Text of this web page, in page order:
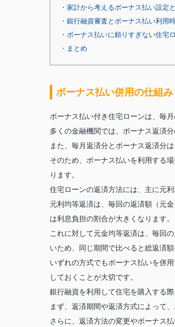
・家計から考えるボーナス払い設定
・銀行融資審査とボーナス払い利用
・ボーナス払いに頼りすぎない住宅
・まとめ
ボーナス払い併用の仕組
ボーナス払い付き住宅ローンは、毎
多くの金融機関では、ボーナス返済
また、毎月返済分とボーナス返済分
そのため、ボーナス払いを利用する
ります。
住宅ローンの返済方法には、主に元
元利均等返済は、毎回の返済額（元
は利息負担の割合が大きくなります。
これに対して元金均等返済は、毎回
いため、同じ期間で比べると総返済
いずれの方式でもボーナス払いを併
しておくことが大切です。
銀行融資を利用して住宅を購入する
まず、返済期間や返済方式によって
さらに、返済方法の変更やボーナス